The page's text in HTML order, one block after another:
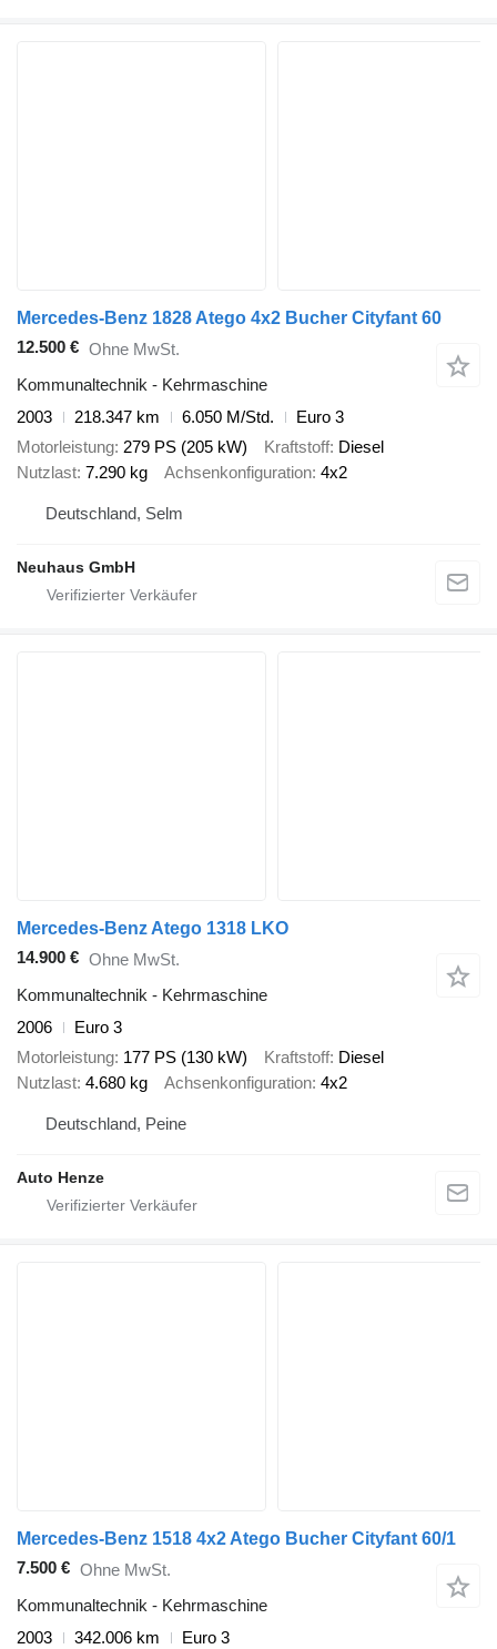
Mercedes-Benz 1828 Atego 4x2 Bucher Cityfant 60
12.500 € Ohne MwSt.
Kommunaltechnik - Kehrmaschine
2003
218.347 km 6.050 M/Std.
Euro 3
Motorleistung 279 PS (205 kW) Kraftstoff Diesel
Nutzlast 7.290 kg Achsenkonfiguration 4x2
Deutschland, Selm
Neuhaus GmbH
Mercedes-Benz Atego 1318 LKO
14.900 € Ohne MwSt.
Kommunaltechnik - Kehrmaschine
2006
Euro 3
Motorleistung 177 PS (130 kW) Kraftstoff Diesel
Nutzlast 4.680 kg Achsenkonfiguration 4x2
Deutschland, Peine
Auto Henze
Mercedes-Benz 1518 4x2 Atego Bucher Cityfant 60/1
7.500 € Ohne MwSt.
Kommunaltechnik - Kehrmaschine
2003
342.006 km
Euro 3